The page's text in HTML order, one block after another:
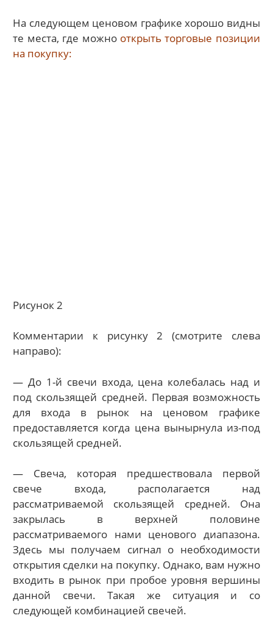
На следующем ценовом графике хорошо видны
те места, где можно открытьторговые позиции
на покупку:
Рисунок 2
Комментарии к рисунку 2 (смотрите слева
направо):
— До 1-й свечи входа, цена колебалась над и
под скользящей средней. Первая возможность
для входа в рынок на ценовом графике
предоставляется когда цена вынырнула из-под
скользящей средней.
— Свеча, которая предшествовала первой
свече входа, располагается над
рассматриваемой скользящей средней. Она
закрылась в верхней половине
рассматриваемого нами ценового диапазона.
Здесь мы получаем сигнал о необходимости
открытия сделки на покупку. Однако, вам нужно
входить в рынок при пробое уровня вершины
данной свечи. Такая же ситуация и со
следующей комбинацией свечей.